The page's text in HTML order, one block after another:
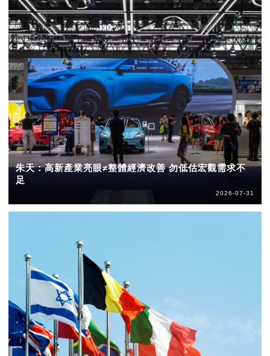
朱天：高新產業亮眼≠整體經濟改善 勿低估宏觀需求不
足
2026-07-31